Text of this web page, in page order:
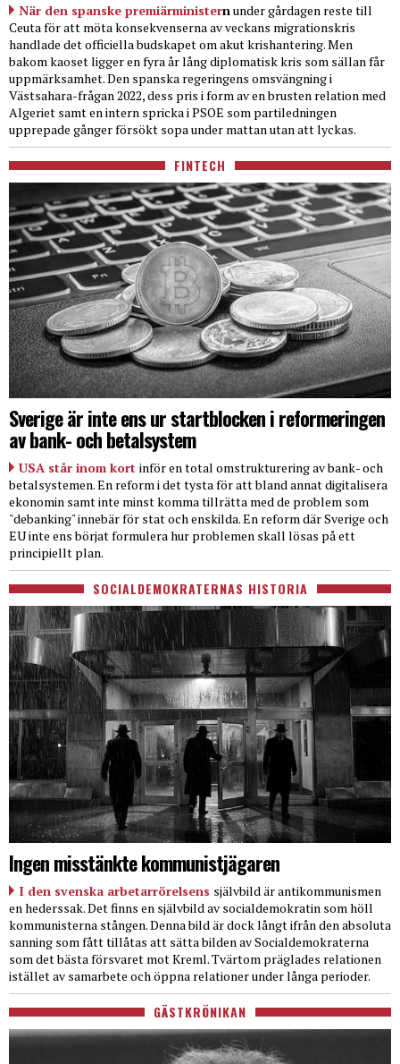
När den spanske premiärministernunder gårdagen reste till
Ceuta för att möta konsekvenserna av veckans migrationskris
handlade det officiella budskapet om akut krishantering. Men
bakom kaoset ligger en fyra år lång diplomatisk kris som sällan får
uppmärksamhet. Den spanska regeringens omsvängning i
Västsahara-frågan 2022, dess pris i form av en brusten relation med
Algeriet samt en intern spricka i PSOE som partiledningen
upprepade gånger försökt sopa under mattan utan att lyckas.
FINTECH
Sverige är inte ens ur startblocken i reformeringen
av bank- och betalsystem
USA står inom kort inför en total omstrukturering av bank- och
betalsystemen. En reform i det tysta för att bland annat digitalisera
ekonomin samt inte minst komma tillrätta med de problem som
"debanking" innebär för stat och enskilda. En reform där Sverige och
EU inte ens börjat formulera hur problemen skall lösas på ett
principiellt plan.
SOCIALDEMOKRATERNAS HISTORIA
Ingen misstänkte kommunistjägaren
I den svenska arbetarrörelsens självbild är antikommunismen
en hederssak. Det finns en självbild av socialdemokratin som höll
kommunisterna stången. Denna bild är dock långt ifrån den absoluta
sanning som fått tillåtas att sätta bilden av Socialdemokraterna
som det bästa försvaret mot Kreml. Tvärtom präglades relationen
istället av samarbete och öppna relationer under långa perioder.
GÄSTKRÖNIKAN